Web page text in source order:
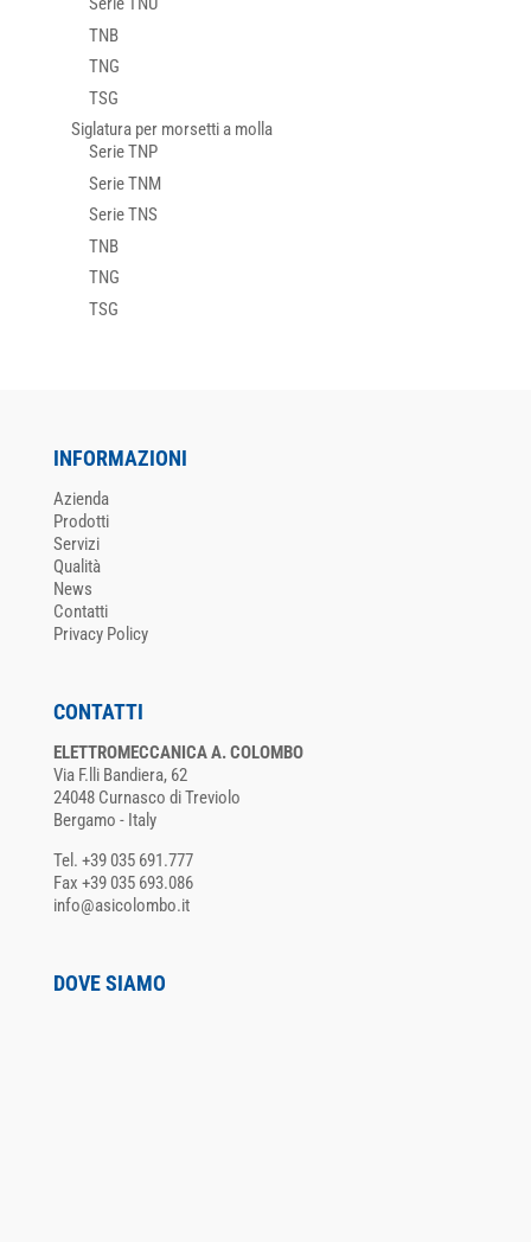
TNB
TNG
TSG
Siglatura per morsetti a molla
Serie TNP
Serie TNM
Serie TNS
TNB
TNG
TSG
INFORMAZIONI
Azienda
Prodotti
Servizi
Qualità
News
Contatti
Privacy Policy
CONTATTI
ELETTROMECCANICA A. COLOMBO
Via F.lli Bandiera, 62
24048 Curnasco di Treviolo
Bergamo - Italy
Tel. +39 035 691.777
Fax +39 035 693.086
info@asicolombo.it
DOVE SIAMO